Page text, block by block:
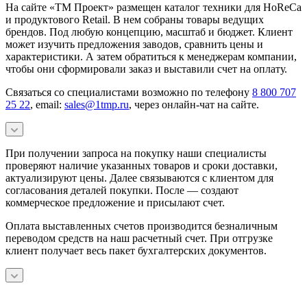
На сайте «ТМ Проект» размещен каталог техники для HoReCa
и продуктового Retail. В нем собраны товары ведущих
брендов. Под любую концепцию, масштаб и бюджет. Клиент
может изучить предложения заводов, сравнить цены и
характеристики. А затем обратиться к менеджерам компании,
чтобы они сформировали заказ и выставили счет на оплату.
Связаться со специалистами возможно по телефону 8 800 707
25 22, email: sales@1tmp.ru, через онлайн-чат на сайте.
При получении запроса на покупку наши специалисты
проверяют наличие указанных товаров и сроки доставки,
актуализируют цены. Далее связываются с клиентом для
согласования деталей покупки. После — создают
коммерческое предложение и присылают счет.
Оплата выставленных счетов производится безналичным
переводом средств на наш расчетный счет. При отгрузке
клиент получает весь пакет бухгалтерских документов.